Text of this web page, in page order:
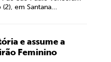
em Santana...
e assume a
Feminino